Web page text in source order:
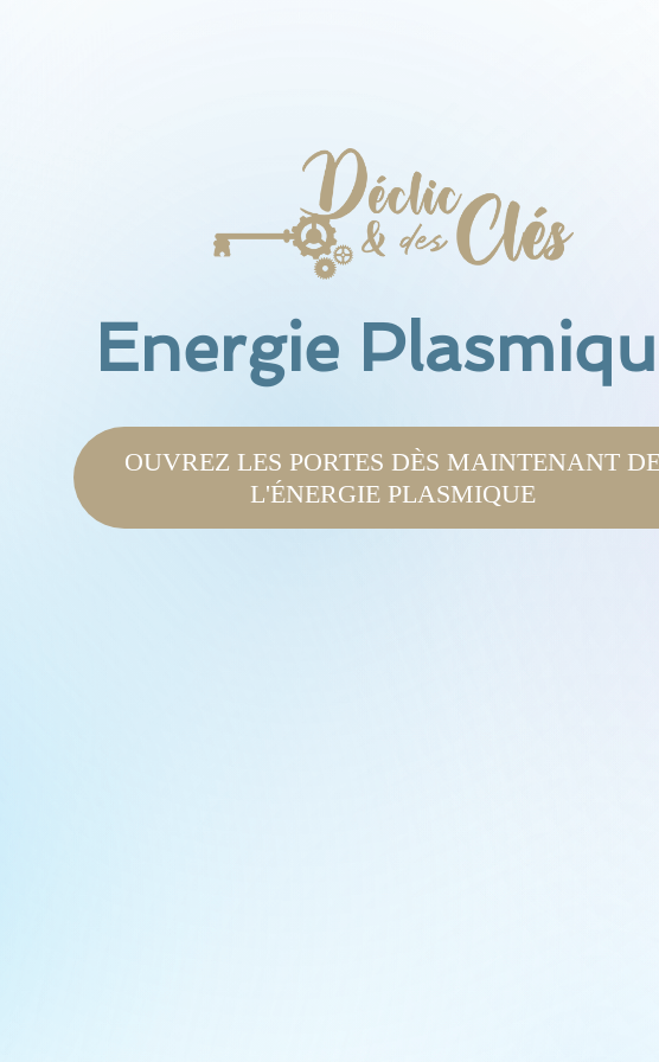
Energie
OUVREZ LES PORTES DÈS MAINTENANT
L'ÉNERGIE PLASMIQUE